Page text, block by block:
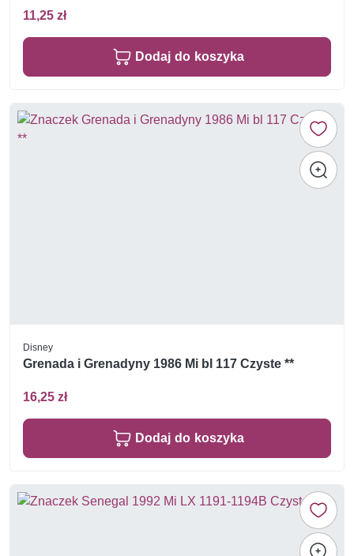
11,25 zł
Dodaj do koszyka
Disney
Grenada i Grenadyny 1986 Mi bl 117 Czyste **
16,25 zł
Dodaj do koszyka